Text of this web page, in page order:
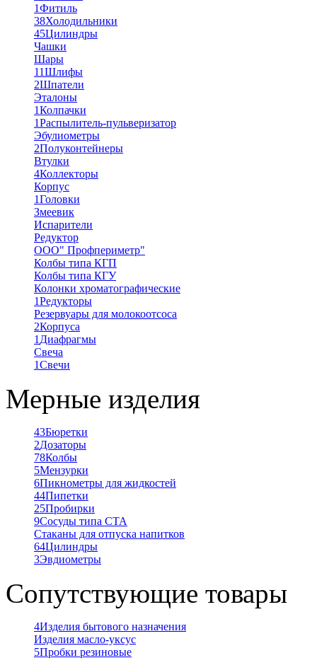
1Фитиль
38Холодильники
45Цилиндры
Чашки
Шары
11Шлифы
2Шпатели
Эталоны
1Колпачки
1Распылитель-пульверизатор
Эбулиометры
2Полуконтейнеры
Втулки
4Коллекторы
Корпус
1Головки
Змеевик
Испарители
Редуктор
ООО" Профпериметр"
Колбы типа КГП
Колбы типа КГУ
Колонки хроматографические
1Редукторы
Резервуары для молокоотсоса
2Корпуса
1 Диафрагмы
Свеча
1Свечи
Мерные изделия
43Бюретки
2Дозаторы
78Колбы
5Мензурки
6Пикнометры для жидкостей
44Пипетки
25Пробирки
9Сосуды типа СТА
Стаканы для отпуска напитков
64Цилиндры
3Эвдиометры
Сопутствующие товары
4Изделия бытового назначения
Изделия масло-уксус
5Пробки резиновые